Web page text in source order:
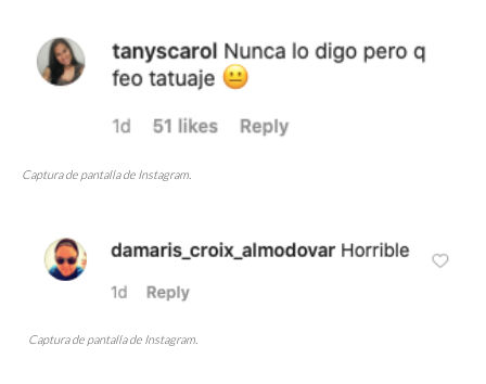
Captura de pantalla de Instagram.
Captura de pantalla de Instagram.